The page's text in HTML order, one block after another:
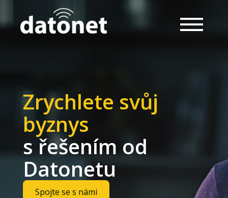
Zrychlete svůj
byznys
s řešením od
Datonetu
Spojte se s námi